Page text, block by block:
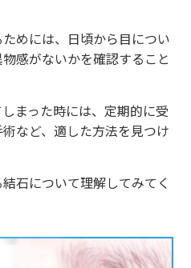
めには、日頃から目につい
感がないかを確認すること
まった時には、定期的に受
など、適した方法を見つけ
石について理解してみてく